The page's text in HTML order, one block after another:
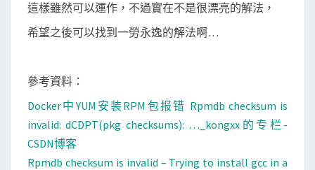
這樣雖然可以運作，不過實在不是很漂亮的解法，
希望之後可以找到一勞永逸的解法啊…
參考資料：
Docker中YUM安装RPM包报错 Rpmdb checksum is
invalid: dCDPT(pkg checksums): …_kongxx的专栏-
CSDN博客
Rpmdb checksum is invalid – Trying to install gcc in a